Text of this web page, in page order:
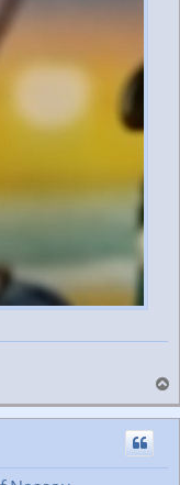
a
c